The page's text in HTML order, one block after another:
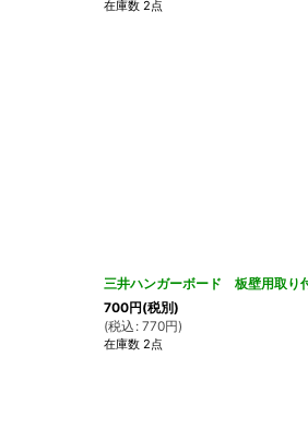
在庫数 2点
三井ハンガーボード 板壁用取
700円(税別)
(税込 : 770円)
在庫数 2点